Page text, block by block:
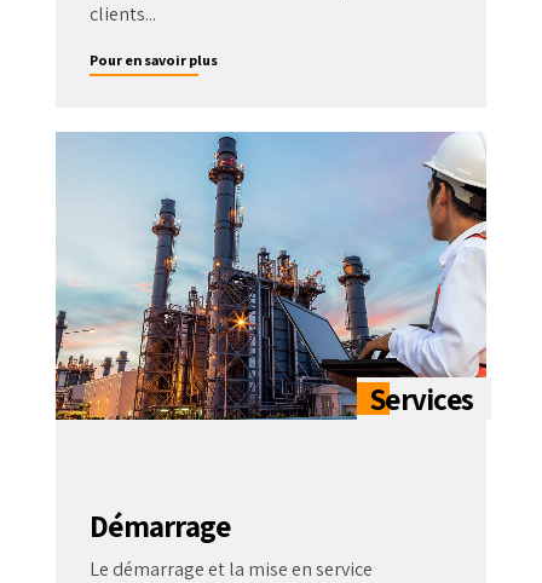
clients...
Pour en savoir plus
Démarrage
Le démarrage et la mise en service